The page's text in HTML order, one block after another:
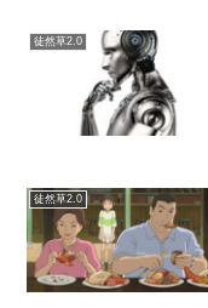
徒然草2.0
徒然草2.0